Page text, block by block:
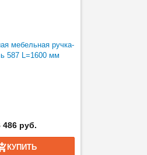
мебельная ручка-
587 L=1600 мм
486 руб.
КУПИТЬ